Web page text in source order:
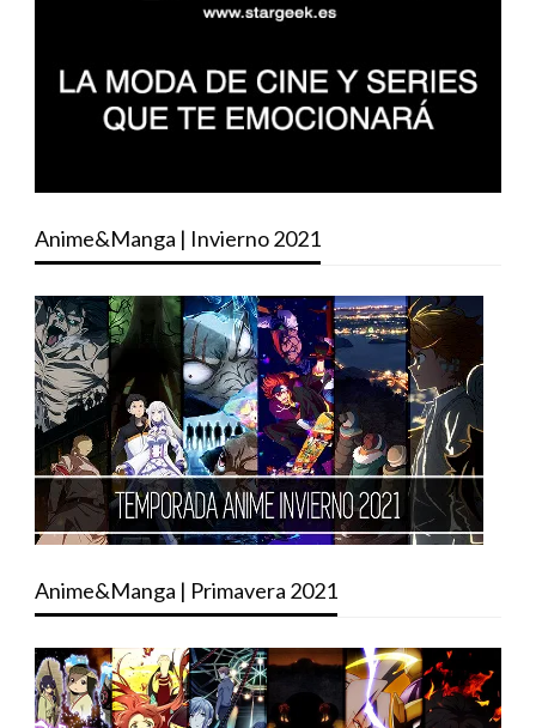
Anime&Manga | Invierno 2021
Anime&Manga | Primavera 2021